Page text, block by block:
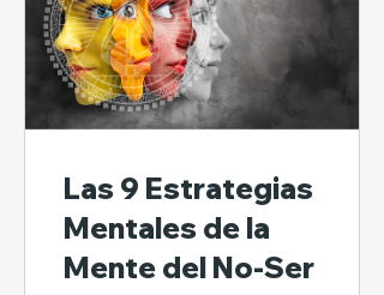
Las 9 Estrategias
Mentales de la
Mente del No-Ser